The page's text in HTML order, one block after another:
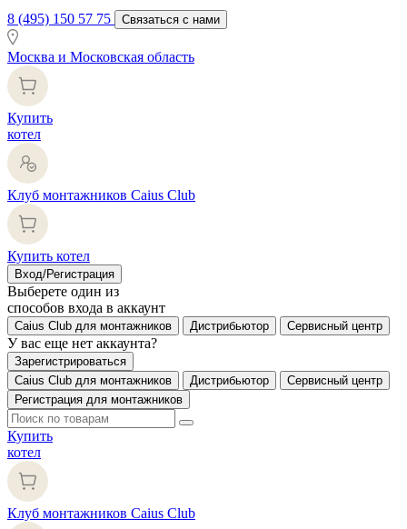
8 (495) 150 57 75 Связаться с нами
Москва и Московская область
Купить
котел
Клуб монтажников Caius Club
Купить котел
Вход/Регистрация
Выберете один из
способов входа в аккаунт
Caius Club для монтажников Дистрибьютор Сервисный центр
У вас еще нет аккаунта?
Зарегистрироваться
Caius Club для монтажников
Дистрибьютор
Сервисный центр
Регистрация для монтажников
Купить
котел
Клуб монтажников Caius Club